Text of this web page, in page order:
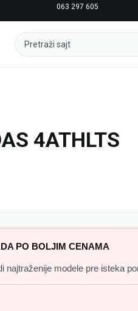
063 297 605
Pretraži sajt
4ATHLTS
PO BOLJIM CENAMA
najtraženije modele pre isteka